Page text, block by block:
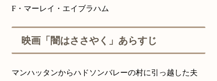
F・マーレイ・エイブラハム
映画「闇はささやく」あらすじ
マンハッタンからハドソンバレーの村に引っ越した夫